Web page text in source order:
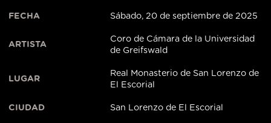
FECHA Sábado, 20 de septiembre de 2025
ARTISTA
Coro de Cámara de la Universidad
de Greifswald
LUGAR
Real Monasterio de San Lorenzo de
El Escorial
CIUDAD San Lorenzo de El Escorial